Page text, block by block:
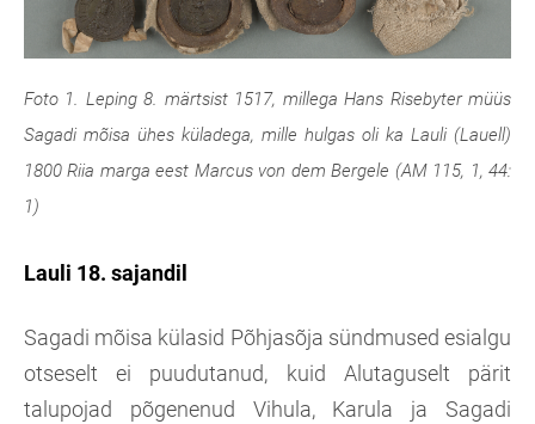
Foto 1. Leping 8. märtsist 1517, millega Hans Risebyter müüs
Sagadi mõisa ühes küladega, mille hulgas oli ka Lauli (Lauell)
1800 Riia marga eest Marcus von dem Bergele (AM 115, 1, 44:
1)
Lauli 18. sajandil
Sagadi mõisa külasid Põhjasõja sündmused esialgu
otseselt ei puudutanud, kuid Alutaguselt pärit
talupojad põgenenud Vihula, Karula ja Sagadi